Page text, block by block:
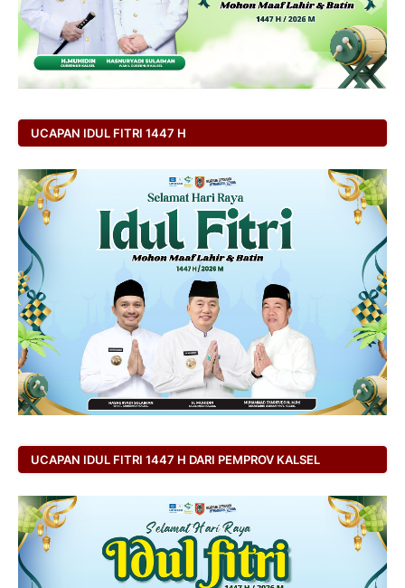
UCAPAN IDUL FITRI 1447 H
UCAPAN IDUL FITRI 1447 H DARI PEMPROV KALSEL